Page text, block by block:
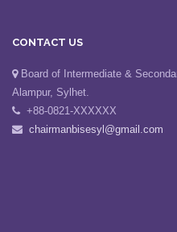
CONTACT US
Board of Intermediate &
Alampur, Sylhet.
+88-0821-XXXXXX
chairmanbisesyl@gmail.com